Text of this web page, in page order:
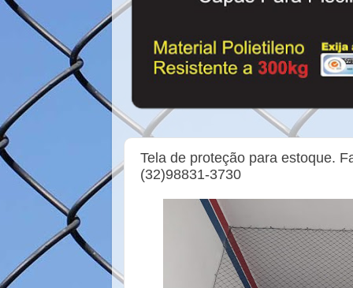
Tela de proteção para estoque.
(32)98831-3730